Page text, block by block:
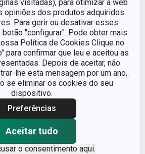
visitadas), para otimizar a web
opiniões dos produtos adquiridos
Para gerir ou desativar esses
"configurar". Pode obter mais
Política de Cookies Clique no
para confirmar que leu e aceitou as
Depois de aceitar, não
lhe esta mensagem por um ano,
se eliminar os cookies do seu
dispositivo.
Preferências
Aceitar tudo
o consentimento aqui.
FEELWOOD
Arvore da borracha
brasileira
espátula
8592973127102